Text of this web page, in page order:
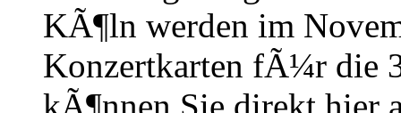
KÃ¶ln werden im
Konzertkarten fÃ¼r die
kÃ¶nnen Sie direkt hier